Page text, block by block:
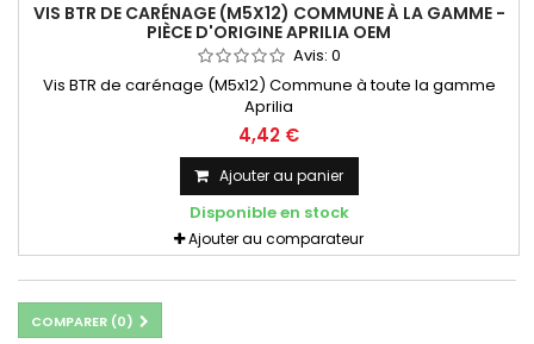
VIS BTR DE CARÉNAGE (M5X12) COMMUNE À LA GAMME -
PIÈCE D'ORIGINE APRILIA OEM
Avis: 0
Vis BTR de carénage (M5x12) Commune à toute la gamme
Aprilia
4,42 €
Ajouter au panier
Disponible en stock
Ajouter au comparateur
COMPARER (0)